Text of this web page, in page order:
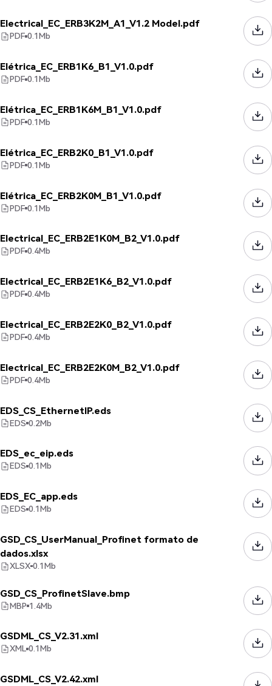
Electrical_EC_ERB3K2M_A1_V1.2 Model.pdf
PDF 0.1Mb
Elétrica_EC_ERB1K6_B1_V1.0.pdf
PDF 0.1Mb
Elétrica_EC_ERB1K6M_B1_V1.0.pdf
PDF 0.1Mb
Elétrica_EC_ERB2K0_B1_V1.0.pdf
PDF 0.1Mb
Elétrica_EC_ERB2K0M_B1_V1.0.pdf
PDF 0.1Mb
Electrical_EC_ERB2E1K0M_B2_V1.0.pdf
PDF 0.4Mb
Electrical_EC_ERB2E1K6_B2_V1.0.pdf
PDF 0.4Mb
Electrical_EC_ERB2E2K0_B2_V1.0.pdf
PDF 0.4Mb
Electrical_EC_ERB2E2K0M_B2_V1.0.pdf
PDF 0.4Mb
EDS_CS_EthernetIP.eds
EDS 0.2Mb
EDS_ec_eip.eds
EDS 0.1Mb
EDS_EC_app.eds
EDS 0.1Mb
GSD_CS_UserManual_Profinet formato de
dados.xlsx
XLSX 0.1Mb
GSD_CS_ProfinetSlave.bmp
MBP 1.4Mb
GSDML_CS_V2.31.xml
XML 0.1Mb
GSDML_CS_V2.42.xml